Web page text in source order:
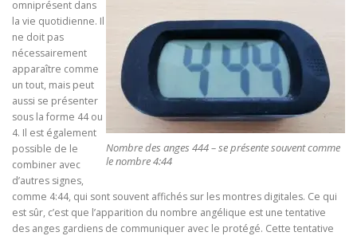
Nombre des anges 444 – se présente souvent comme
le nombre 4:44
omniprésent dans
la vie quotidienne. Il
ne doit pas
nécessairement
apparaître comme
un tout, mais peut
aussi se présenter
sous la forme 44 ou
4. Il est également
possible de le
combiner avec
d’autres signes,
comme 4:44, qui sont souvent affichés sur les montres digitales. Ce qui
est sûr, c’est que l’apparition du nombre angélique est une tentative
des anges gardiens de communiquer avec le protégé. Cette tentative